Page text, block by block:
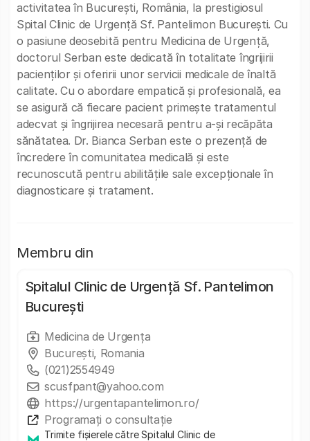
activitatea în București, România, la prestigiosul
Spital Clinic de Urgență Sf. Pantelimon București. Cu
o pasiune deosebită pentru Medicina de Urgență,
doctorul Serban este dedicată în totalitate îngrijirii
pacienților și oferirii unor servicii medicale de înaltă
calitate. Cu o abordare empatică și profesională, ea
se asigură că fiecare pacient primește tratamentul
adecvat și îngrijirea necesară pentru a-și recăpăta
sănătatea. Dr. Bianca Serban este o prezență de
încredere în comunitatea medicală și este
recunoscută pentru abilitățile sale excepționale în
diagnosticare și tratament.
Membru din
Spitalul Clinic de Urgență Sf. Pantelimon
București
Medicina de Urgența
București, Romania
(021)2554949
scusfpant@yahoo.com
https://urgentapantelimon.ro/
Programați o consultație
Trimite fișierele către Spitalul Clinic de